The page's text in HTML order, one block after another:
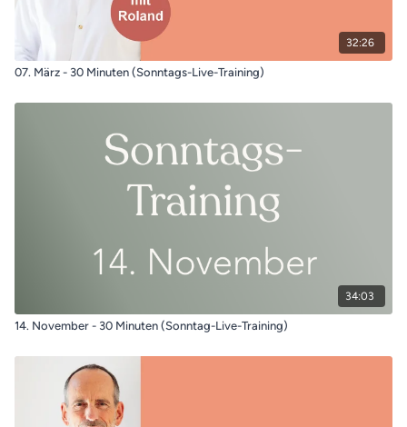
32:26
07. März - 30 Minuten (Sonntags-Live-Training)
34:03
14. November - 30 Minuten (Sonntag-Live-Training)